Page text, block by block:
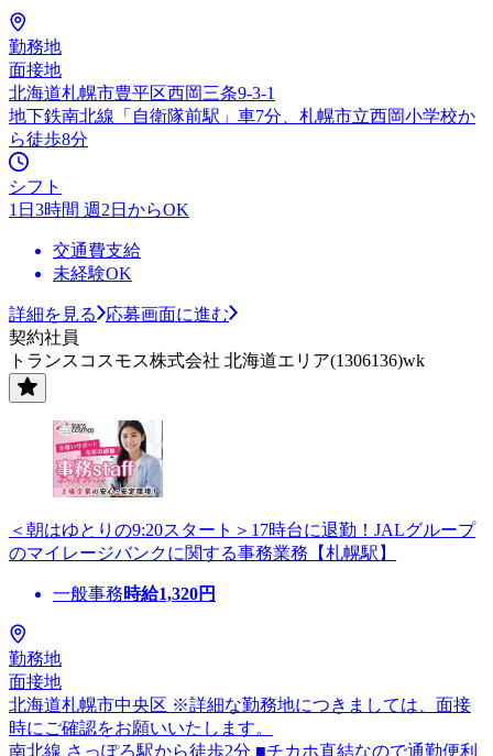
勤務地
面接地
北海道札幌市豊平区西岡三条9-3-1
地下鉄南北線「自衛隊前駅」車7分、札幌市立西岡小学校か
ら徒歩8分
シフト
1日3時間 週2日からOK
交通費支給
未経験OK
詳細を見る
応募画面に進む
契約社員
トランスコスモス株式会社 北海道エリア(1306136)wk
＜朝はゆとりの9:20スタート＞17時台に退勤！JALグループ
のマイレージバンクに関する事務業務【札幌駅】
一般事務時給1,320円
勤務地
面接地
北海道札幌市中央区 ※詳細な勤務地につきましては、面接
時にご確認をお願いいたします。
南北線 さっぽろ駅から徒歩2分 ■チカホ直結なので通勤便利